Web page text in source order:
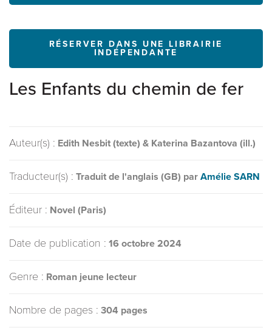
RÉSERVER DANS UNE LIBRAIRIE
INDÉPENDANTE
Les Enfants du chemin de fer
Auteur(s) : Edith Nesbit (texte) & Katerina Bazantova (ill.)
Traducteur(s) : Traduit de l'anglais (GB) par Amélie SARN
Éditeur : Novel (Paris)
Date de publication : 16 octobre 2024
Genre : Roman jeune lecteur
Nombre de pages : 304 pages